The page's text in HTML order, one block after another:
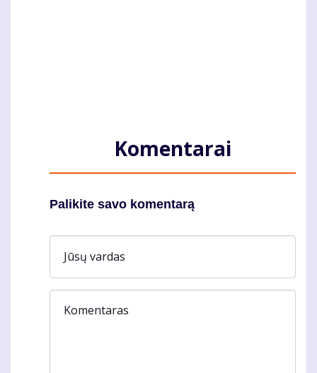
Komentarai
Palikite savo komentarą
Jūsų vardas
Komentaras